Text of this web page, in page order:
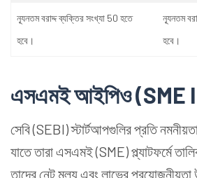
ন্যূনতম বরাদ্দ ব্যক্তির সংখ্যা 50 হতে
হবে।
ন্যূনতম
হবে।
এসএমই আইপিও (SME
সেবি (SEBI) স্টার্টআপগুলির প্রতি
যাতে তারা এসএমই (SME) প্ল্যাটফর্মে
তাদের নেট মূল্য এবং লাভের